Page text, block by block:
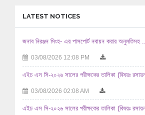
LATEST NOTICES
জনাব নিরঞ্জন সিংহ- এর পাসপোর্ট নবায়ন করার অনুমতিসহ
03/08/2026 12:08 PM
এইচ এস সি-২০২৬ সালের পরীক্ষকের তালিকা (বিষয়ঃ
03/08/2026 02:08 AM
এইচ এস সি-২০২৬ সালের পরীক্ষকের তালিকা (বিষয়ঃ